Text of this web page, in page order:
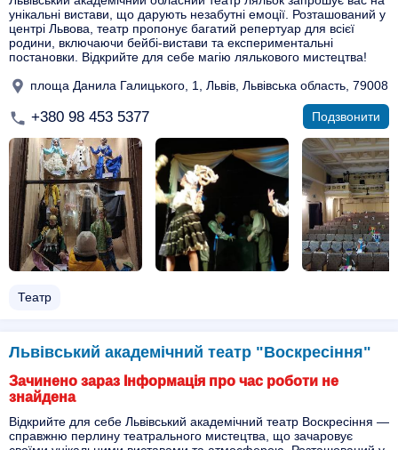
унікальні вистави, що дарують незабутні емоції. Розташований у
центрі Львова, театр пропонує багатий репертуар для всієї
родини, включаючи бейбі-вистави та експериментальні
постановки. Відкрийте для себе магію лялькового мистецтва!
площа Данила Галицького, 1, Львів, Львівська область, 79008
+380 98 453 5377 Подзвонити
Театр
Львівський академічний театр "Воскресіння"
Зачинено зараз Інформація про час роботи не
знайдена
Відкрийте для себе Львівський академічний театр Воскресіння —
справжню перлину театрального мистецтва, що зачаровує